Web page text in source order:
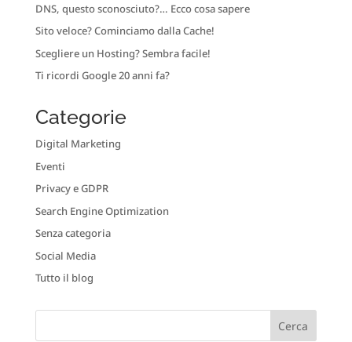
DNS, questo sconosciuto?… Ecco cosa sapere
Sito veloce? Cominciamo dalla Cache!
Scegliere un Hosting? Sembra facile!
Ti ricordi Google 20 anni fa?
Categorie
Digital Marketing
Eventi
Privacy e GDPR
Search Engine Optimization
Senza categoria
Social Media
Tutto il blog